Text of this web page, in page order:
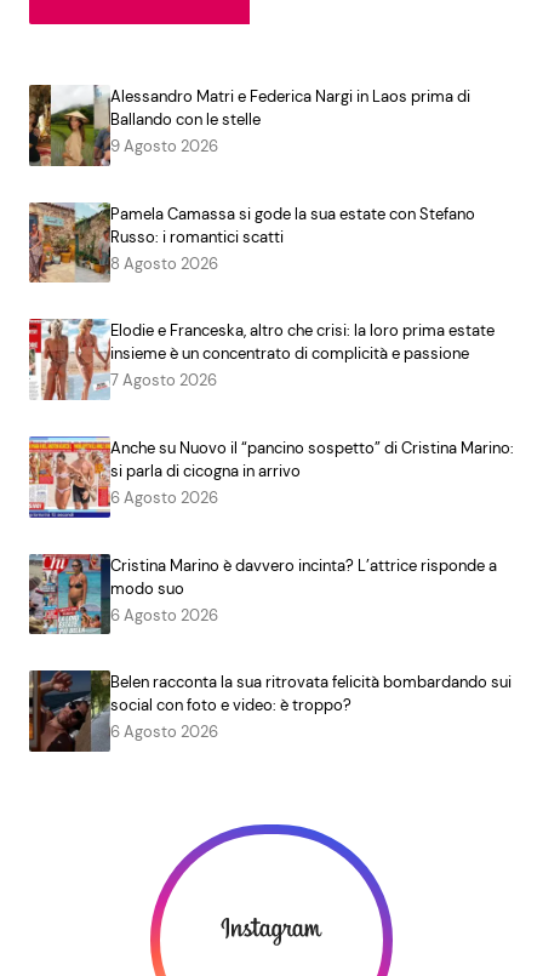
Alessandro Matri e Federica Nargi in Laos prima di
Ballando con le stelle
9 Agosto 2026
Pamela Camassa si gode la sua estate con Stefano
Russo: i romantici scatti
8 Agosto 2026
Elodie e Franceska, altro che crisi: la loro prima estate
insieme è un concentrato di complicità e passione
7 Agosto 2026
Anche su Nuovo il “pancino sospetto” di Cristina Marino:
si parla di cicogna in arrivo
6 Agosto 2026
Cristina Marino è davvero incinta? L’attrice risponde a
modo suo
6 Agosto 2026
Belen racconta la sua ritrovata felicità bombardando sui
social con foto e video: è troppo?
6 Agosto 2026